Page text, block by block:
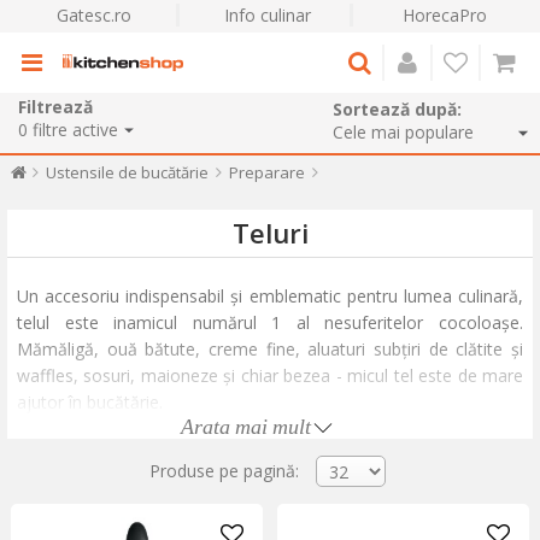
Gatesc.ro Info culinar HorecaPro
Filtrează
0 filtre active
Sortează după:
Ustensile de bucătărie Preparare
Teluri
Un accesoriu indispensabil și emblematic pentru lumea culinară,
telul este inamicul numărul 1 al nesuferitelor cocoloașe.
Mămăligă, ouă bătute, creme fine, aluaturi subțiri de clătite și
waffles, sosuri, maioneze și chiar bezea - micul tel este de mare
ajutor în bucătărie.
Cele mai des întâlnite teluri sunt cele cu formă tradițională, ca de
pară, și cele în formă de inel. Ambele sunt o opțiune potrivită
rezultate fine și omogene.
Arata mai mult
Produse pe pagină: